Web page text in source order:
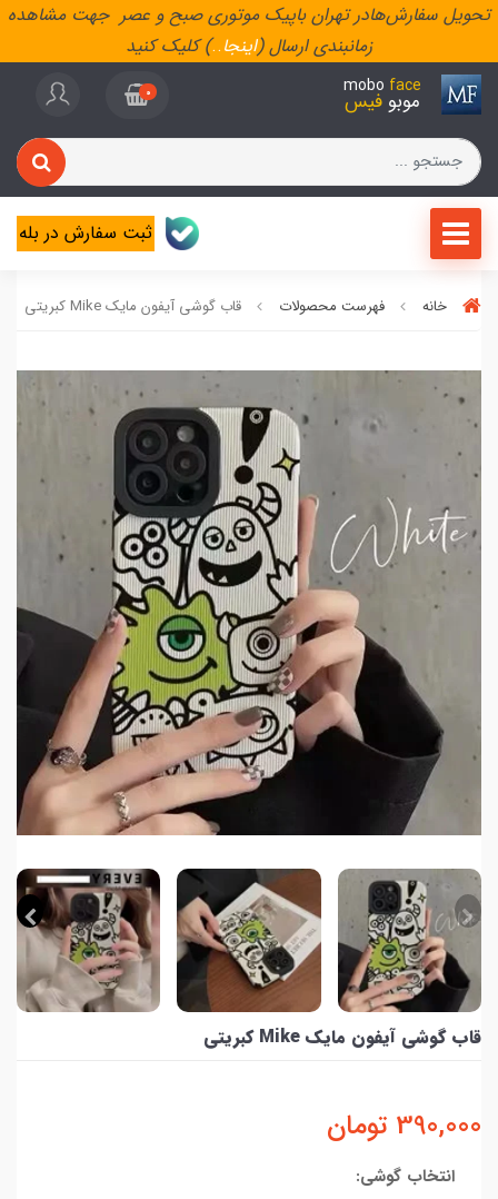
تحویل سفارش‌هادر تهران باپیک موتوری صبح و عصر جهت مشاهده
زمانبندی ارسال (اینجا..) کلیک کنید
mobo face
موبو فیس 0
ثبت سفارش در بله
خانه فهرست محصولات قاب گوشی آیفون مایک Mike کبریتی
قاب گوشی آیفون مایک Mike کبریتی
390,000 تومان
انتخاب گوشی: